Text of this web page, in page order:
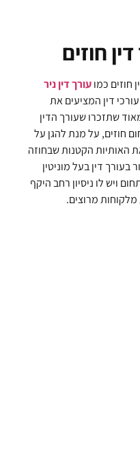
חוזים
חוזים כמועורך דין ניר
דין המציעים את
שתזכרו שעורך הדין
חוזים, על מנת להגן על
האותיות הקטנות שבחוזה
בעורך דין בעל מוניטין
ויש לו ניסיון רחב היקף
מרוצים.